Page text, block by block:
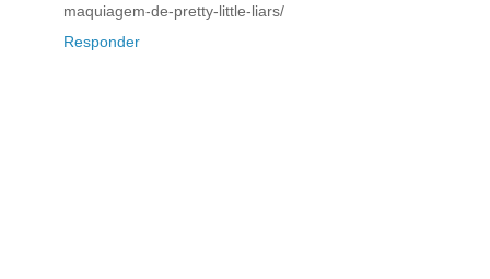
maquiagem-de-pretty-little-liars/
Responder